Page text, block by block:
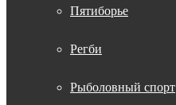
Пятиборье
Регби
Рыболовный спорт